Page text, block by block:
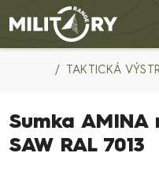
Army shop MILITARY
TAKTICKÁ
Sumka AMINA
SAW RAL 7013